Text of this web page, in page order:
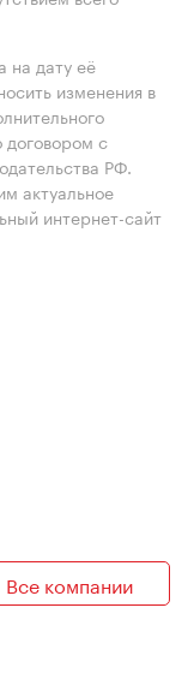
на дату её
изменения в
договором с
РФ.
актуальное
интернет-сайт
Все компании